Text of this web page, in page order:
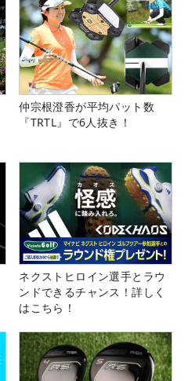
仲宗根澄香が平均パット数
『TRTL』で6人抜き！
ネクストヒロイン選手とラウ
ンドできるチャンス！詳しく
はこちら！